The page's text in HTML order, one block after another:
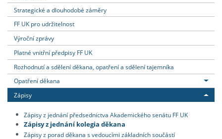
Strategické a dlouhodobé záměry
FF UK pro udržitelnost
Výroční zprávy
Platné vnitřní předpisy FF UK
Rozhodnutí a sdělení děkana, opatření a sdělení tajemníka
Opatření děkana
Zápisy
Zápisy z jednání předsednictva Akademického senátu FF UK
Zápisy z jednání kolegia děkana
Zápisy z porad děkana s vedoucími základních součástí